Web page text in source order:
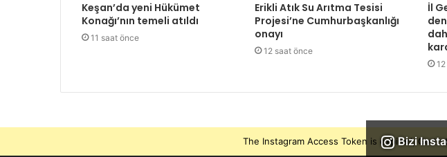
Keşan’da yeni Hükümet
Konağı’nın temeli atıldı
11 saat önce
Erikli Atık Su Arıtma Tesisi
Projesi’ne Cumhurbaşkanlığı
onayı
12 saat önce
İl
Bizi
The Instagram Access Token is expired, Go